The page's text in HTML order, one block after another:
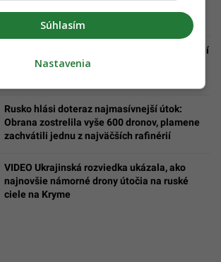
Rusko pripravuje útok na Európu a NATO, tvrdí
tajná služba. Pri sabotáži má zneužiť cudziu
Rusko hlási doteraz najmasívnejší útok:
Obrana zostrelila vyše 600 dronov, plamene
zachvátili jednu z najväčších rafinérií
VIDEO Ukrajinská rozviedka ukázala, ako
najnovšie námorné drony útočia na ruské
ciele na Kryme
Súhlasím
Nastavenia